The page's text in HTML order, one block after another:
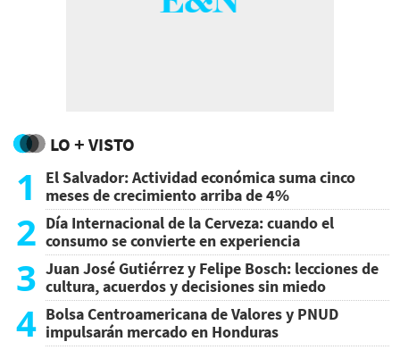
LO + VISTO
1
El Salvador: Actividad económica suma cinco
meses de crecimiento arriba de 4%
2 Día Internacional de la Cerveza: cuando el
consumo se convierte en experiencia
3 Juan José Gutiérrez y Felipe Bosch: lecciones de
cultura, acuerdos y decisiones sin miedo
4 Bolsa Centroamericana de Valores y PNUD
impulsarán mercado en Honduras